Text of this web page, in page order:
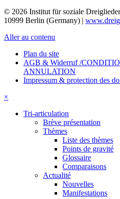
© 2026 Institut für soziale
10999 Berlin (Germany) |
Aller au contenu
Plan du site
AGB & Widerruf /
ANNULATION
Impressum & protection des
×
Tri-articulation
Brève présentation
Thèmes
Liste des thèmes
Points de gravité
Glossaire
Comparaisons
Actualité
Nouvelles
Manifestations